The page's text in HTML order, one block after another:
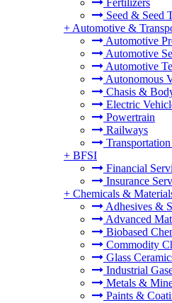
Fertilizers
Seed & Seed
+ Automotive &
Automotive
Automotive
Automotive
Autonomous
Chasis &
Electric
Powertrain
Railways
+ BFSI
Financial
Insurance
+ Chemicals &
Adhesives &
Advanced
Biobased
Commodity
Glass
Industrial
Metals &
Paints &